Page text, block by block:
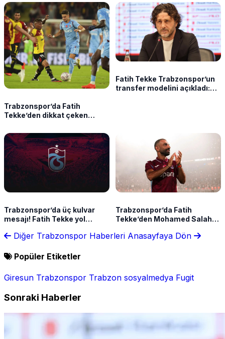
Trabzonspor’da Fatih
Tekke’den dikkat çeken
oyuncumuz var”
Fatih Tekke Trabzonspor’un
transfer modelini açıkladı:
Trabzonspor’da üç kulvar
mesajı! Fatih Tekke yol
Trabzonspor’da Fatih
Tekke’den Mohamed Salah
katıyor”
Diğer Trabzonspor Haberleri Anasayfaya Dön
Popüler Etiketler
Giresun Trabzonspor Trabzon sosyalmedya Fugit
Sonraki Haberler